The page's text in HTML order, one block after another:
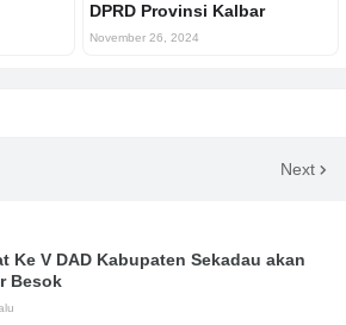
DPRD Provinsi Kalbar
November 26, 2024
Next
Ke V DAD Kabupaten Sekadau akan
Besok